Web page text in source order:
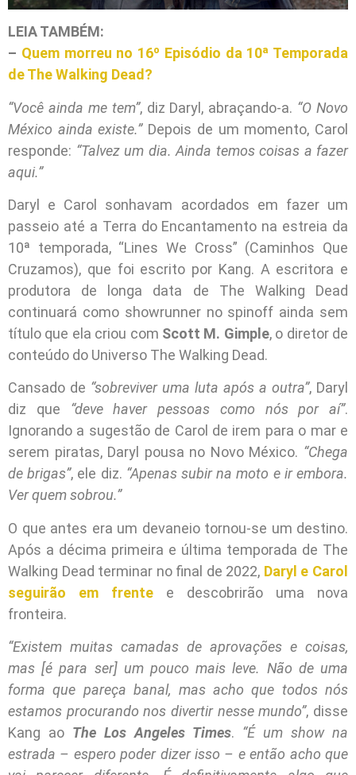
LEIA TAMBÉM:
– Quem morreu no 16º Episódio da 10ª Temporada
de The Walking Dead?
“Você ainda me tem”, diz Daryl, abraçando-a. “O Novo
México ainda existe.”Depois de um momento, Carol
responde: “Talvez um dia. Ainda temos coisas a fazer
aqui.”
Daryl e Carol sonhavam acordados em fazer um
passeio até a Terra do Encantamento na estreia da
10ª temporada, “Lines We Cross” (Caminhos Que
Cruzamos), que foi escrito por Kang. A escritora e
produtora de longa data de The Walking Dead
continuará como showrunner no spinoff ainda sem
título que ela criou com Scott M. Gimple, o diretor de
conteúdo do Universo The Walking Dead.
Cansado de “sobreviver uma luta após a outra”, Daryl
diz que “deve haver pessoas como nós por aí”.
Ignorando a sugestão de Carol de irem para o mar e
serem piratas, Daryl pousa no Novo México. “Chega
de brigas”, ele diz. “Apenas subir na moto e ir embora.
Ver quem sobrou.”
O que antes era um devaneio tornou-se um destino.
Após a décima primeira e última temporada de The
Walking Dead terminar no final de 2022, Daryl e Carol
seguirão em frente e descobrirão uma nova
fronteira.
“Existem muitas camadas de aprovações e coisas,
mas [é para ser] um pouco mais leve. Não de uma
forma que pareça banal, mas acho que todos nós
estamos procurando nos divertir nesse mundo”, disse
Kang ao The Los Angeles Times. “É um show na
estrada – espero poder dizer isso – e então acho que